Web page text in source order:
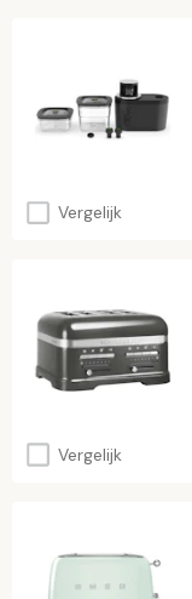
Vergelijk
Vergelijk